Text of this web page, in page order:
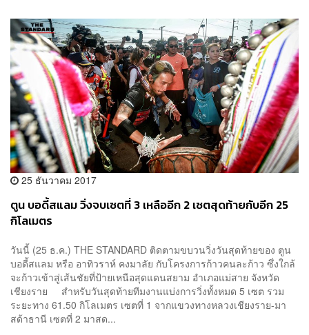
25 ธันวาคม 2017
ตูน บอดี้สแลม วิ่งจบเซตที่ 3 เหลืออีก 2 เซตสุดท้ายกับอีก 25
กิโลเมตร
วันนี้ (25 ธ.ค.) THE STANDARD ติดตามขบวนวิ่งวันสุดท้ายของ ตูน
บอดี้สแลม หรือ อาทิวราห์ คงมาลัย กับโครงการก้าวคนละก้าว ซึ่งใกล้
จะก้าวเข้าสู่เส้นชัยที่ป้ายเหนือสุดแดนสยาม อำเภอแม่สาย จังหวัด
เชียงราย สำหรับวันสุดท้ายทีมงานแบ่งการวิ่งทั้งหมด 5 เซต รวม
ระยะทาง 61.50 กิโลเมตร เซตที่ 1 จากแขวงทางหลวงเชียงราย-มา
สด้าธานี เซตที่ 2 มาสด...